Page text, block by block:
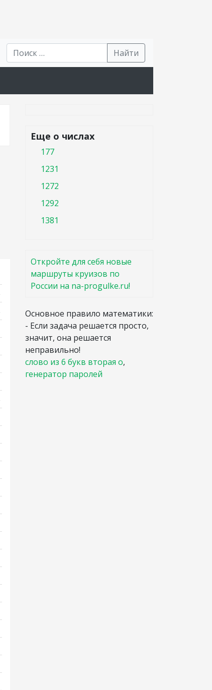
Найти
Еще о числах
177
1231
1272
1292
1381
Откройте для себя новые
маршруты круизов по
России на na-progulke.ru!
Основное правило математики:
- Если задача решается просто,
значит, она решается
неправильно!
слово из 6 букв вторая о,
генератор паролей